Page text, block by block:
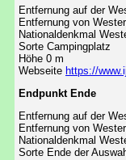
Entfernung auf der
Entfernung von
Nationaldenkmal
Sorte Campingplatz
Höhe 0 m
Webseite https://
Endpunkt Ende
Entfernung auf der
Entfernung von
Nationaldenkmal
Sorte Ende der